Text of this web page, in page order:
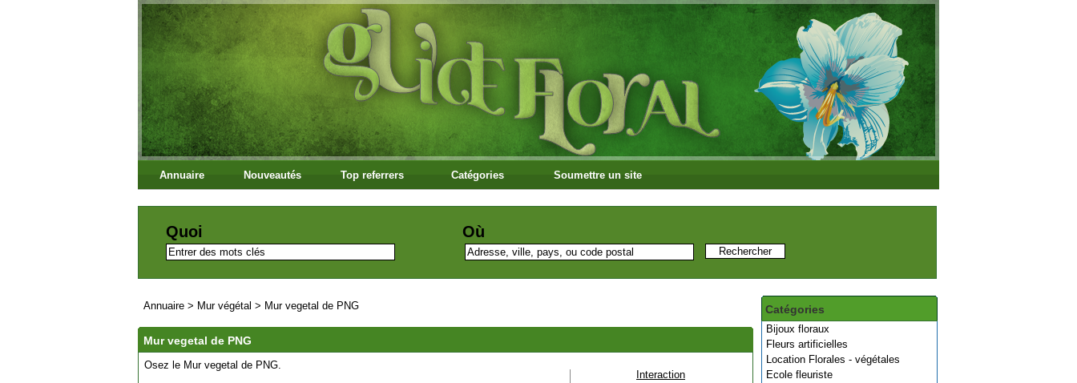
Annuaire Nouveautés Top referrers Catégories Soumettre un site
Quoi Où
Catégories
Bijoux floraux
Fleurs artificielles
Location Florales - végétales
Ecole fleuriste
Annuaire > Mur végétal > Mur vegetal de PNG
Mur vegetal de PNG
Osez le Mur vegetal de PNG.
Interaction